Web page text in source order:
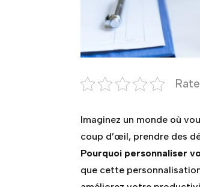
Imaginez un monde où
coup d’œil, prendre des
Pourquoi personnaliser
que cette